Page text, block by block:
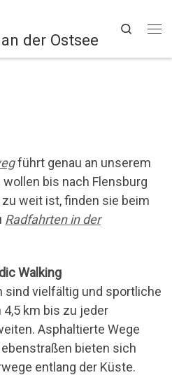
der Ostsee
Search
führt genau an unserem
bis nach Flensburg
weit ist, finden sie beim
Radfahrten in der
Walking
sind vielfältig und sportliche
km bis zu jeder
Asphaltierte Wege
bieten sich
entlang der Küste.